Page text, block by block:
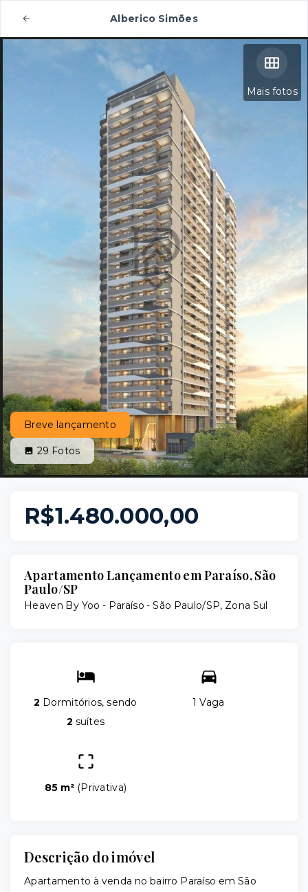
Alberico Simões
Mais fotos
Breve lançamento
29 Fotos
R$1.480.000,00
Apartamento Lançamento em Paraíso, São
Paulo/SP
Heaven By Yoo - Paraíso - São Paulo/SP, Zona Sul
2 Dormitórios, sendo
2 suítes
1 Vaga
85 m² (Privativa)
Descrição do imóvel
Apartamento à venda no bairro Paraíso em São